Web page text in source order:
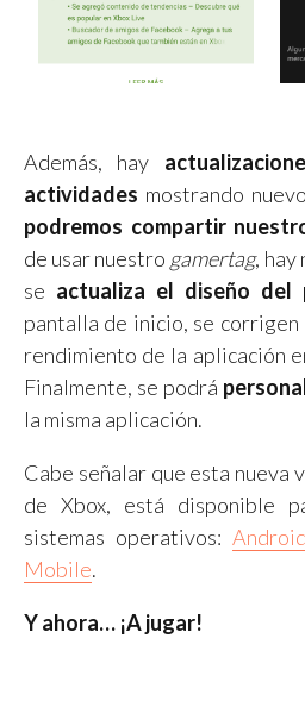
Además, hay
actividades mostrando
podremos compartir
de usar nuestro gamertag, hay
se actualiza el diseño del
pantalla de inicio, se
rendimiento de la aplicación
Finalmente, se podrá
la misma aplicación.
Cabe señalar que esta nueva
de Xbox, está disponible
sistemas operativos: Android
Mobile.
Y ahora… ¡A jugar!